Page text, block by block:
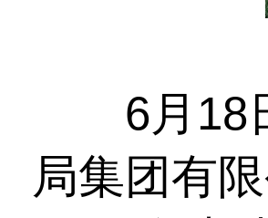
6月18日
局集团有